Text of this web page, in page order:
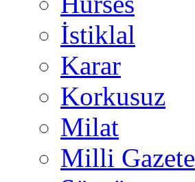
İstiklal
Karar
Korkusuz
Milat
Milli Gazete